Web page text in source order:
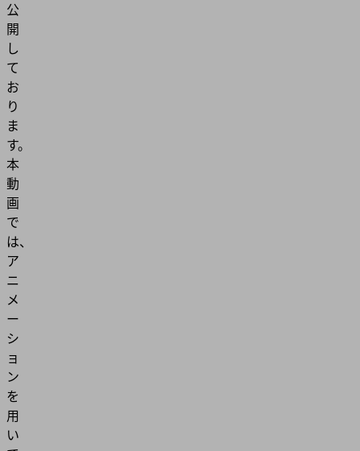
公
開
し
て
お
り
ま
す。
本
動
画
で
は、
ア
ニ
メ
ー
シ
ョ
ン
を
用
い